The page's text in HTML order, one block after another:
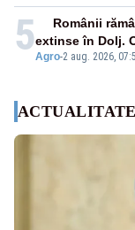
5Agro-2 aug. 2026,
Românii
extinse în Dolj.
ACTUALITATE